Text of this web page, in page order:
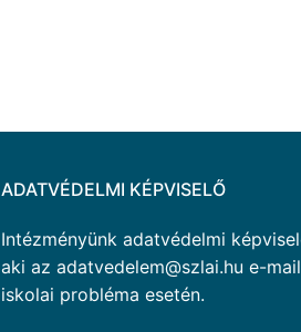
ADATVÉDELMI KÉPVISELŐ
Intézményünk adatvédelmi
aki az adatvedelem@szlai.hu e-
iskolai probléma esetén.